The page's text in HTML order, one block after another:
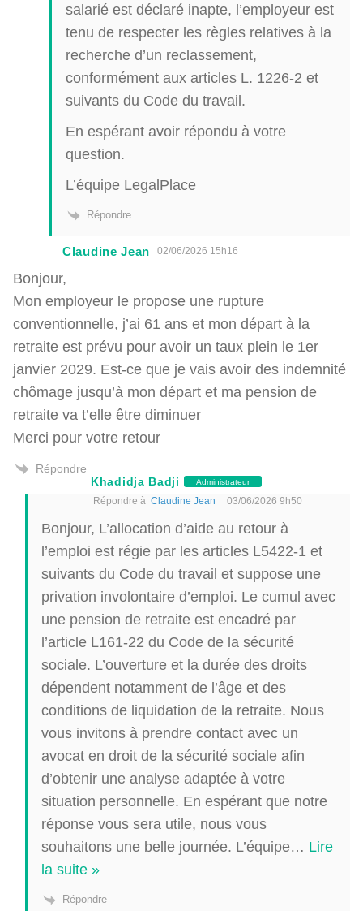
salarié est déclaré inapte, l’employeur est
tenu de respecter les règles relatives à la
recherche d’un reclassement,
conformément aux articles L. 1226-2 et
suivants du Code du travail.
En espérant avoir répondu à votre
question.
L’équipe LegalPlace
Répondre
Claudine Jean 02/06/2026 15h16
Bonjour,
Mon employeur le propose une rupture
conventionnelle, j’ai 61 ans et mon départ à la
retraite est prévu pour avoir un taux plein le 1er
janvier 2029. Est-ce que je vais avoir des indemnité
chômage jusqu’à mon départ et ma pension de
retraite va t’elle être diminuer
Merci pour votre retour
Répondre
Khadidja Badji
Administrateur
Répondre à Claudine Jean 03/06/2026 9h50
Bonjour, L’allocation d’aide au retour à
l’emploi est régie par les articles L5422-1 et
suivants du Code du travail et suppose une
privation involontaire d’emploi. Le cumul avec
une pension de retraite est encadré par
l’article L161-22 du Code de la sécurité
sociale. L’ouverture et la durée des droits
dépendent notamment de l’âge et des
conditions de liquidation de la retraite. Nous
vous invitons à prendre contact avec un
avocat en droit de la sécurité sociale afin
d’obtenir une analyse adaptée à votre
situation personnelle. En espérant que notre
réponse vous sera utile, nous vous
souhaitons une belle journée. L’équipe… Lire
la suite »
Répondre